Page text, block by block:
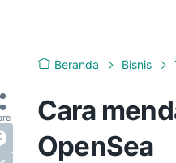
Beranda Bisnis
Cara
OpenSea